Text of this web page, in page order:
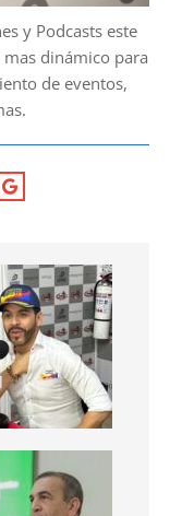
y Podcasts este
dinámico para
de eventos,